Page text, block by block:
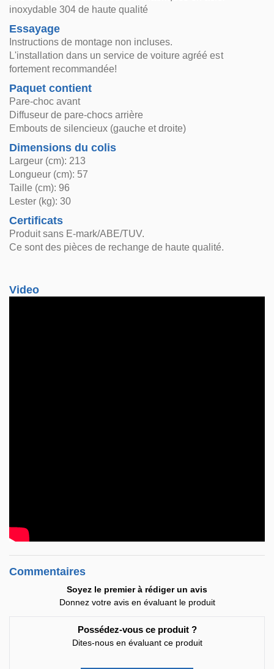
inoxydable 304 de haute qualité
Essayage
Instructions de montage non incluses.
L'installation dans un service de voiture agréé est
fortement recommandée!
Paquet contient
Pare-choc avant
Diffuseur de pare-chocs arrière
Embouts de silencieux (gauche et droite)
Dimensions du colis
Largeur (cm): 213
Longueur (cm): 57
Taille (cm): 96
Lester (kg): 30
Certificats
Produit sans E-mark/ABE/TUV.
Ce sont des pièces de rechange de haute qualité.
Video
Commentaires
Soyez le premier à rédiger un avis
Donnez votre avis en évaluant le produit
Possédez-vous ce produit ?
Dites-nous en évaluant ce produit